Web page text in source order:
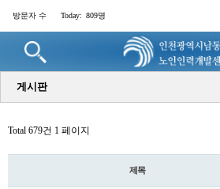
방문자 수 Today: 809명
게시판
Total 679건 1 페이지
제목